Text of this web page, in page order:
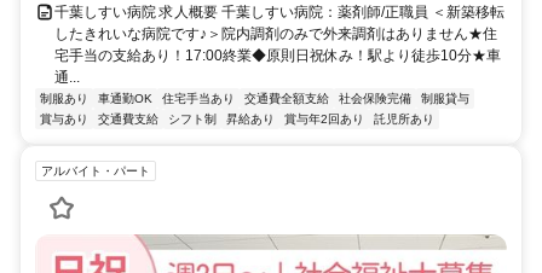
千葉しすい病院 求人概要 千葉しすい病院：薬剤師/正職員 ＜新築移転
したきれいな病院です♪＞院内調剤のみで外来調剤はありません★住
宅手当の支給あり！17:00終業◆原則日祝休み！駅より徒歩10分★車
通...
制服あり 車通勤OK 住宅手当あり 交通費全額支給 社会保険完備
制服貸与
賞与あり
交通費支給 シフト制 昇給あり 賞与年2回あり 託児所あり
アルバイト・パート